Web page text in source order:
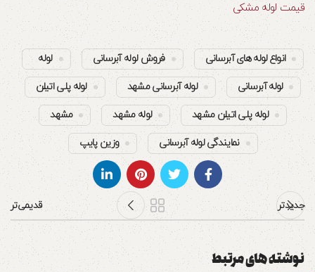
قیمت لوله مشکی
انواع لوله های آبرسانی فروش لوله آبرسانی لوله
لوله آبرسانی لوله آبرسانی مشهد لوله پلی اتیلن
لوله پلی اتیلن مشهد لوله مشهد مشهد
نمایندگی لوله آبرسانی وزین پایپ
جدیدتر قدیمی‌تر
نوشته های مرتبط